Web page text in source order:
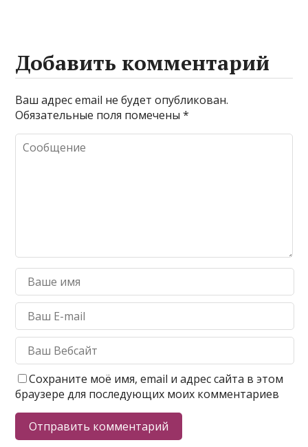
Добавить комментарий
Ваш адрес email не будет опубликован.
Обязательные поля помечены*
Сохраните моё имя, email и адрес сайта в этом
браузере для последующих моих комментариев